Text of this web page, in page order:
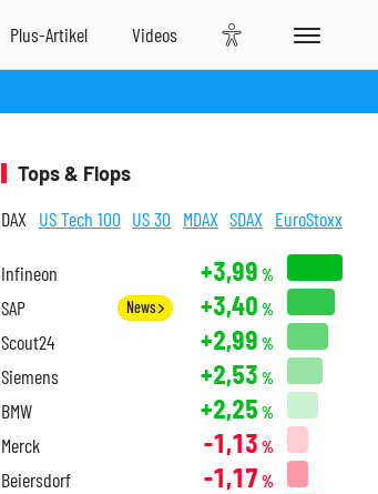
Tops & Flops
DAX US Tech 100 US 30 MDAX SDAX EuroStoxx
Infineon +3,99 %
SAP News +3,40 %
Scout24 +2,99 %
Siemens +2,53 %
BMW +2,25 %
Merck -1,13 %
Beiersdorf -1,17 %